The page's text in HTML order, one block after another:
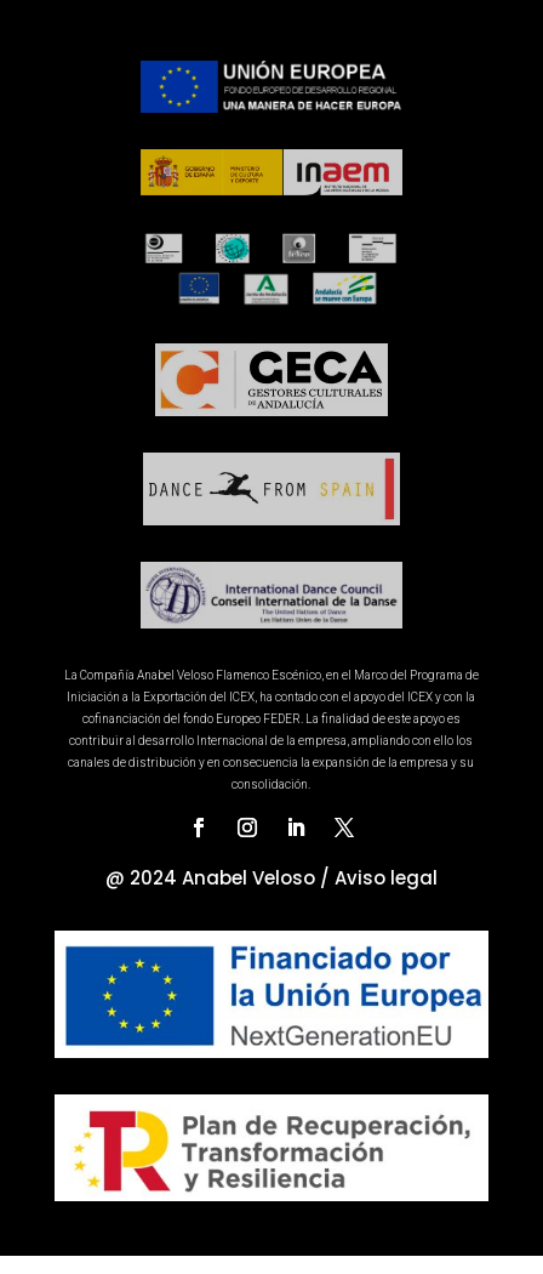
La Compañía Anabel Veloso Flamenco Escénico, en el Marco del Programa de
Iniciación a la Exportación del ICEX, ha contado con el apoyo del ICEX y con la
cofinanciación del fondo Europeo FEDER. La finalidad de este apoyo es
contribuir al desarrollo Internacional de la empresa, ampliando con ello los
canales de distribución y en consecuencia la expansión de la empresa y su
consolidación.
@ 2024 Anabel Veloso / Aviso legal